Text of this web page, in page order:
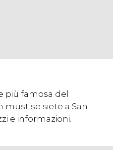
più famosa del
must se siete a San
e informazioni.